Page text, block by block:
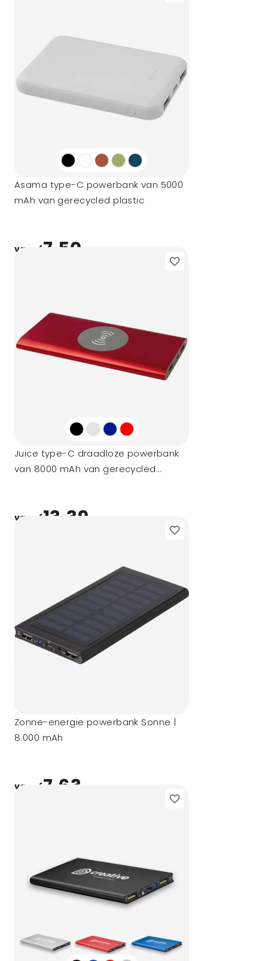
Asama type-C powerbank van 5000
mAh van gerecycled plastic
vanaf7,50
Juice type-C draadloze powerbank
van 8000 mAh van gerecycled
vanaf13,39
Zonne-energie powerbank Sonne |
8.000 mAh
vanaf7,63